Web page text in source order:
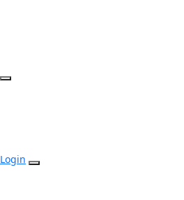
Login